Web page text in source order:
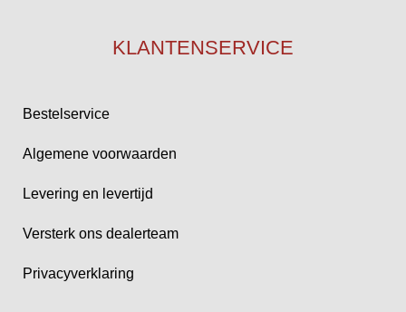
KLANTENSERVICE
Bestelservice
Algemene voorwaarden
Levering en levertijd
Versterk ons dealerteam
Privacyverklaring